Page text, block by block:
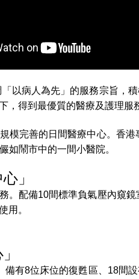
以病人為先」的服務宗旨，
，得到最優質的醫療及護理服
模完善的日間醫療中心。香
如鬧市中的一間小醫院。
」
。配備10間標準負氣壓內窺
用。
有8位床位的復甦區、18間